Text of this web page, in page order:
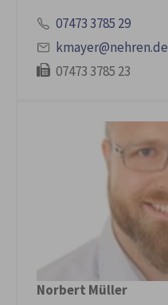
07473 3785 29
kmayer@nehren.de
07473 3785 23
Norbert Müller